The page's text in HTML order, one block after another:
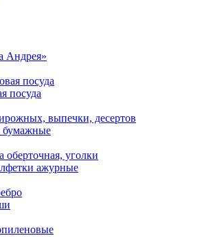
Андрея»
посуда
посуда
выпечки, десертов
бумажные
оберточная, уголки
ажурные